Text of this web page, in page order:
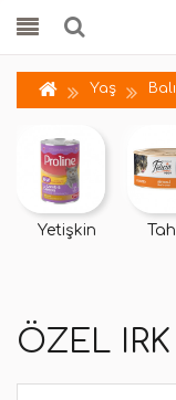
Yaş
Yetişkin
ÖZEL